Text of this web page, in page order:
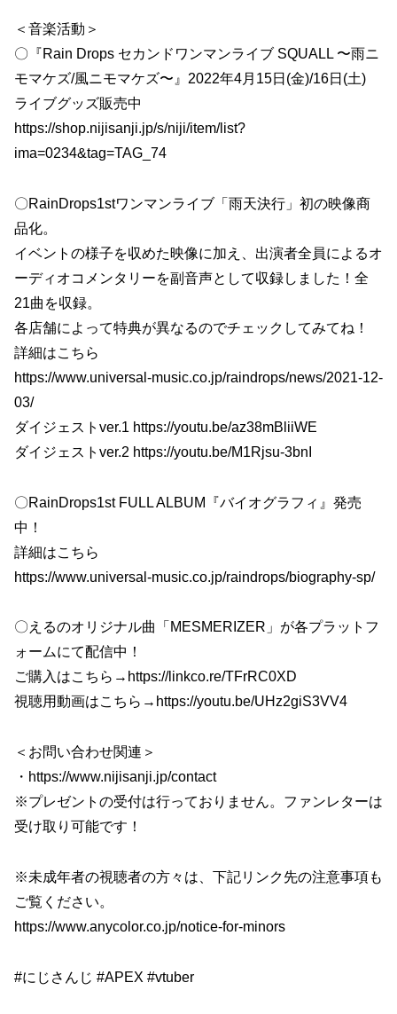
＜音楽活動＞
〇『Rain Drops セカンドワンマンライブ SQUALL 〜雨ニ
モマケズ/風ニモマケズ〜』2022年4月15日(金)/16日(土)
ライブグッズ販売中
https://shop.nijisanji.jp/s/niji/item/list?
ima=0234&tag=TAG_74
〇RainDrops1stワンマンライブ「雨天決行」初の映像商
品化。
イベントの様子を収めた映像に加え、出演者全員によるオ
ーディオコメンタリーを副音声として収録しました！全
21曲を収録。
各店舗によって特典が異なるのでチェックしてみてね！
詳細はこちら
https://www.universal-music.co.jp/raindrops/news/2021-12-
03/
ダイジェストver.1 https://youtu.be/az38mBliiWE
ダイジェストver.2 https://youtu.be/M1Rjsu-3bnI
〇RainDrops1st FULL ALBUM『バイオグラフィ』発売
中！
詳細はこちら
https://www.universal-music.co.jp/raindrops/biography-sp/
〇えるのオリジナル曲「MESMERIZER」が各プラットフ
ォームにて配信中！
ご購入はこちら→https://linkco.re/TFrRC0XD
視聴用動画はこちら→https://youtu.be/UHz2giS3VV4
＜お問い合わせ関連＞
・https://www.nijisanji.jp/contact
※プレゼントの受付は行っておりません。ファンレターは
受け取り可能です！
※未成年者の視聴者の方々は、下記リンク先の注意事項も
ご覧ください。
https://www.anycolor.co.jp/notice-for-minors
#にじさんじ #APEX #vtuber